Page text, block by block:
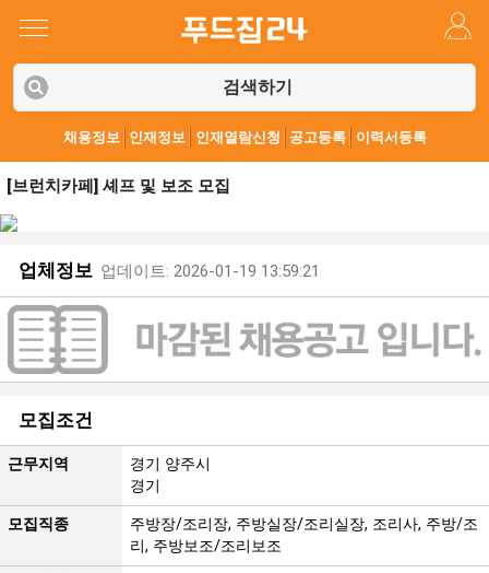
검색하기
채용정보 인재정보 인재열람신청 공고등록 이력서등록
[브런치카페] 셰프 및 보조 모집
업체정보 업데이트: 2026-01-19 13:59:21
모집조건
근무지역
경기 양주시
경기
모집직종
주방장/조리장, 주방실장/조리실장, 조리사, 주방/조
리, 주방보조/조리보조